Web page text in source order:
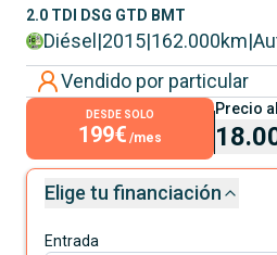
2.0 TDI DSG GTD BMT
Diésel |2015|162.000km|
Vendido por particular
DESDE SOLO
199€ /mes
Precio
Elige tu financiación
Entrada